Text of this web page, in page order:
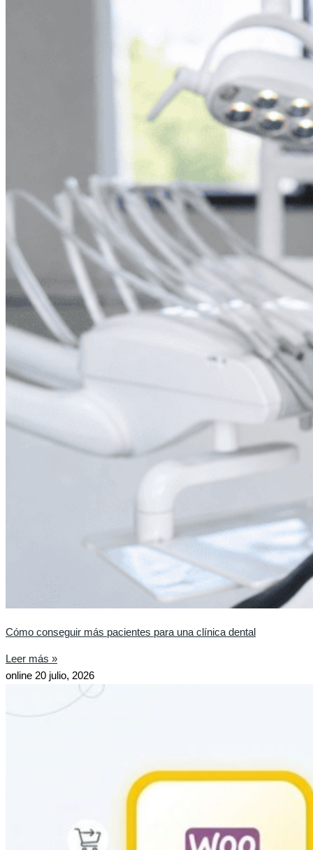
Cómo conseguir más pacientes para una clínica dental
Leer más »
online 20 julio, 2026